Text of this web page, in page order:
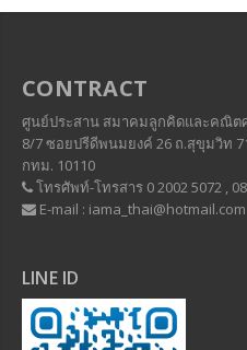
CONTRACT
ศูนย์ประสาน สมาคมลูกคิดและคณิต
8/7 ซอยปรีดีพนมยงค์ 26 ถ.สุขุมวิท
กทม. 10110
โทรศัพท์-โทรสาร 0 2002 5072 ,
E-mail : iama_thai@hotmail.com
LINE ID